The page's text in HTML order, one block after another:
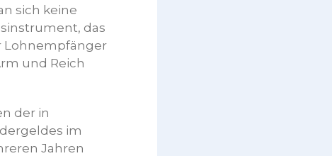
sich keine
das
Lohnempfänger
und Reich
der in
im
Jahren